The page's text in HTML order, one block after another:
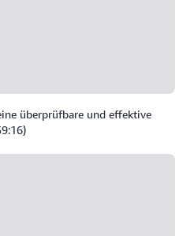
überprüfbare und effektive